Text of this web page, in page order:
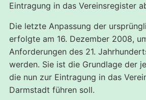
Eintragung in das Vereinsregister
Die letzte Anpassung der
erfolgte am 16. Dezember 2008,
Anforderungen des 21.
werden. Sie ist die Grundlage der
die nun zur Eintragung in das
Darmstadt führen soll.